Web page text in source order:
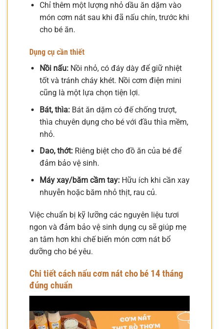
Chỉ thêm một lượng nhỏ dầu ăn dặm vào
món cơm nát sau khi đã nấu chín, trước khi
cho bé ăn.
Dụng cụ cần thiết
Nồi nấu:Nồi nhỏ, có đáy dày để giữ nhiệt
tốt và tránh cháy khét. Nồi cơm điện mini
cũng là một lựa chọn tiện lợi.
Bát, thìa:Bát ăn dặm có đế chống trượt,
thìa chuyên dụng cho bé với đầu thìa mềm,
nhỏ.
Dao, thớt:Riêng biệt cho đồ ăn của bé để
đảm bảo vệ sinh.
Máy xay/băm cầm tay:Hữu ích khi cần xay
nhuyễn hoặc băm nhỏ thịt, rau củ.
Việc chuẩn bị kỹ lưỡng các nguyên liệu tươi
ngon và đảm bảo vệ sinh dụng cụ sẽ giúp mẹ
an tâm hơn khi chế biến món cơm nát bổ
dưỡng cho bé yêu.
Chi tiết cách nấu cơm nát cho bé 14 tháng
đúng chuẩn